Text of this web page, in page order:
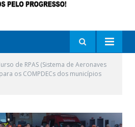
de RPAS (Sistema de Aeronaves
os COMPDECs dos municípios